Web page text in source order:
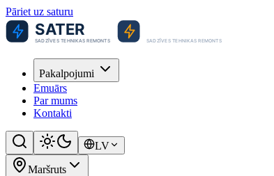
Pāriet uz saturu
Pakalpojumi
Emuārs
Par mums
Kontakti
LV
Maršruts